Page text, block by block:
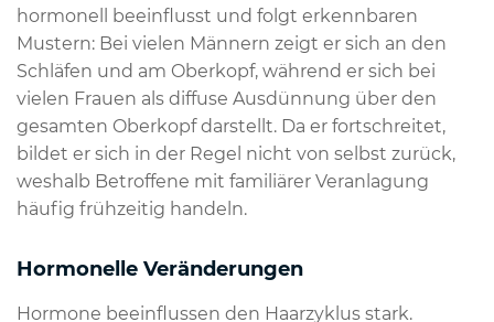
hormonell beeinflusst und folgt erkennbaren
Mustern: Bei vielen Männern zeigt er sich an den
Schläfen und am Oberkopf, während er sich bei
vielen Frauen als diffuse Ausdünnung über den
gesamten Oberkopf darstellt. Da er fortschreitet,
bildet er sich in der Regel nicht von selbst zurück,
weshalb Betroffene mit familiärer Veranlagung
häufig frühzeitig handeln.
Hormonelle Veränderungen
Hormone beeinflussen den Haarzyklus stark.